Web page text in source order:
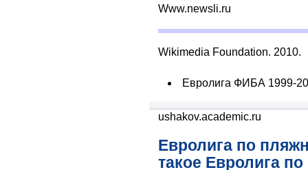
Www.newsli.ru
Wikimedia Foundation. 2010.
Евролига ФИБА 1999-
ushakov.academic.ru
Евролига по
такое Евролига